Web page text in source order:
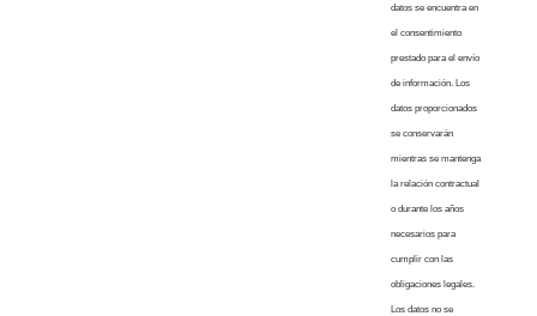
datos se encuentra en
el consentimiento
prestado para el envío
de información. Los
datos proporcionados
se conservarán
mientras se mantenga
la relación contractual
o durante los años
necesarios para
cumplir con las
obligaciones legales.
Los datos no se